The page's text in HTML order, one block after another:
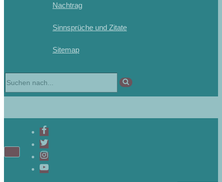
Nachtrag
Sinnsprüche und Zitate
Sitemap